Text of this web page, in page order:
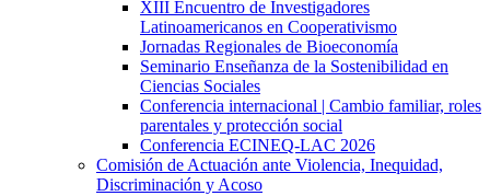
XIII Encuentro de Investigadores
Latinoamericanos en Cooperativismo
Jornadas Regionales de Bioeconomía
Seminario Enseñanza de la Sostenibilidad en
Ciencias Sociales
Conferencia internacional | Cambio familiar, roles
parentales y protección social
Conferencia ECINEQ-LAC 2026
Comisión de Actuación ante Violencia, Inequidad,
Discriminación y Acoso